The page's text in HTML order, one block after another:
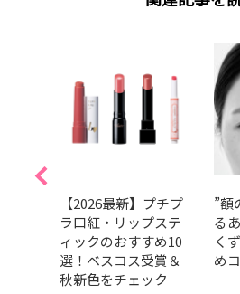
【2026最新】プチプ
ラ口紅・リップステ
ィックのおすすめ10
選！ベスコス受賞＆
秋新色をチェック
”額
る
く
め